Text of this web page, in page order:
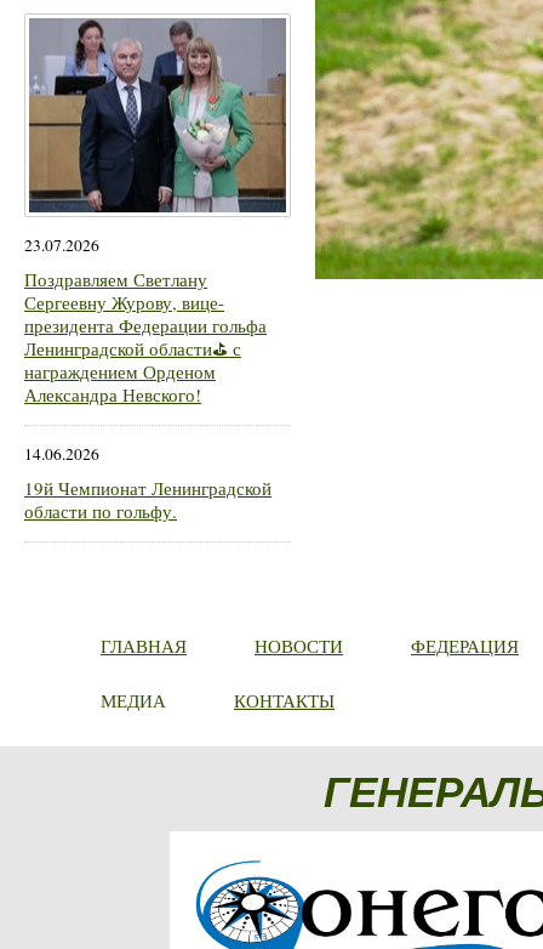
23.07.2026
Поздравляем Светлану
Сергеевну Журову, вице-
президента Федерации гольфа
Ленинградской области⛳ с
награждением Орденом
Александра Невского!
14.06.2026
19й Чемпионат Ленинградской
области по гольфу.
ГЛАВНАЯ НОВОСТИ ФЕДЕРАЦИЯ
МЕДИА КОНТАКТЫ